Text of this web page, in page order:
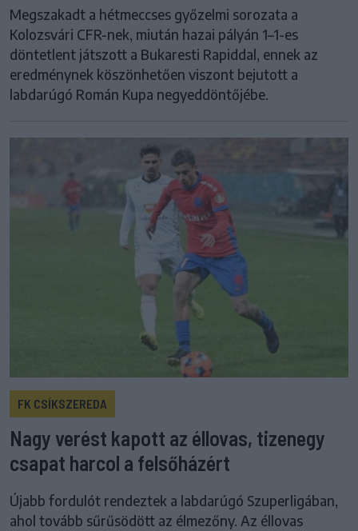
Megszakadt a hétmeccses győzelmi sorozata a
Kolozsvári CFR-nek, miután hazai pályán 1–1-es
döntetlent játszott a Bukaresti Rapiddal, ennek az
eredménynek köszönhetően viszont bejutott a
labdarúgó Román Kupa negyeddöntőjébe.
FK CSÍKSZEREDA
Nagy verést kapott az éllovas, tizenegy
csapat harcol a felsőházért
Újabb fordulót rendeztek a labdarúgó Szuperligában,
ahol tovább sűrűsödött az élmezőny. Az éllovas